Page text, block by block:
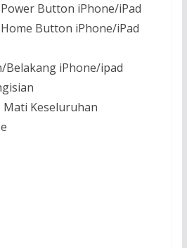
Button iPhone/iPad
Button iPhone/iPad
Belakang iPhone/ipad
Mati Keseluruhan